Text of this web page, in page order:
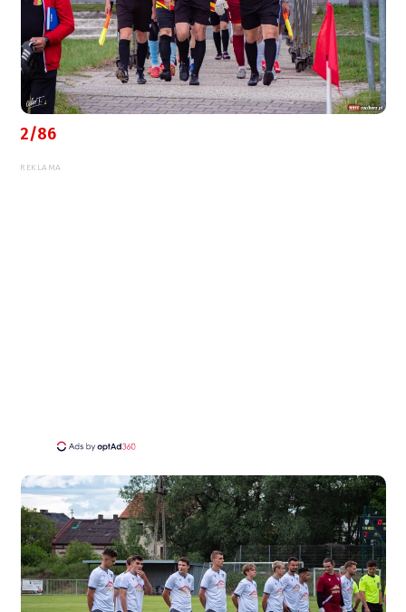
2/86
REKLAMA